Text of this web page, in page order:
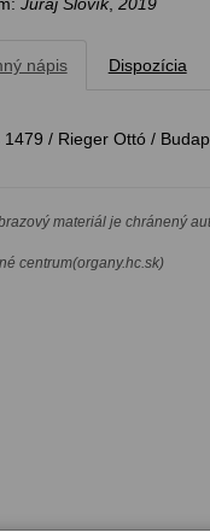
nápis Dispozícia
1479 / Rieger Ottó /
materiál je chránený
centrum(organy.hc.sk)